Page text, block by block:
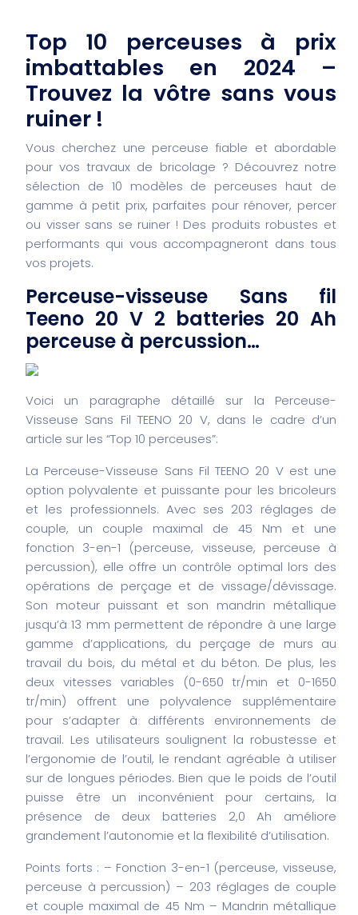
Top 10 perceuses à prix
imbattables en 2024 –
Trouvez la vôtre sans vous
ruiner !
Vous cherchez une perceuse fiable et abordable
pour vos travaux de bricolage ? Découvrez notre
sélection de 10 modèles de perceuses haut de
gamme à petit prix, parfaites pour rénover, percer
ou visser sans se ruiner ! Des produits robustes et
performants qui vous accompagneront dans tous
vos projets.
Perceuse-visseuse Sans fil
Teeno 20 V 2 batteries 20 Ah
perceuse à percussion…
Voici un paragraphe détaillé sur la Perceuse-
Visseuse Sans Fil TEENO 20 V, dans le cadre d’un
article sur les “Top 10 perceuses”:
La Perceuse-Visseuse Sans Fil TEENO 20 V est une
option polyvalente et puissante pour les bricoleurs
et les professionnels. Avec ses 203 réglages de
couple, un couple maximal de 45 Nm et une
fonction 3-en-1 (perceuse, visseuse, perceuse à
percussion), elle offre un contrôle optimal lors des
opérations de perçage et de vissage/dévissage.
Son moteur puissant et son mandrin métallique
jusqu’à 13 mm permettent de répondre à une large
gamme d’applications, du perçage de murs au
travail du bois, du métal et du béton. De plus, les
deux vitesses variables (0-650 tr/min et 0-1650
tr/min) offrent une polyvalence supplémentaire
pour s’adapter à différents environnements de
travail. Les utilisateurs soulignent la robustesse et
l’ergonomie de l’outil, le rendant agréable à utiliser
sur de longues périodes. Bien que le poids de l’outil
puisse être un inconvénient pour certains, la
présence de deux batteries 2,0 Ah améliore
grandement l’autonomie et la flexibilité d’utilisation.
Points forts : – Fonction 3-en-1 (perceuse, visseuse,
perceuse à percussion) – 203 réglages de couple
et couple maximal de 45 Nm – Mandrin métallique